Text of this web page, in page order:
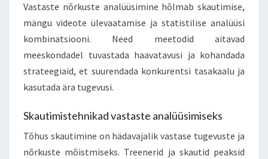
Vastaste nõrkuste analüüsimine hõlmab skautimise,
mängu videote ülevaatamise ja statistilise analüüsi
kombinatsiooni. Need meetodid aitavad
meeskondadel tuvastada haavatavusi ja kohandada
strateegiaid, et suurendada konkurentsi tasakaalu ja
kasutada ära tugevusi.
Skautimistehnikad vastaste analüüsimiseks
Tõhus skautimine on hädavajalik vastase tugevuste ja
nõrkuste mõistmiseks. Treenerid ja skautid peaksid